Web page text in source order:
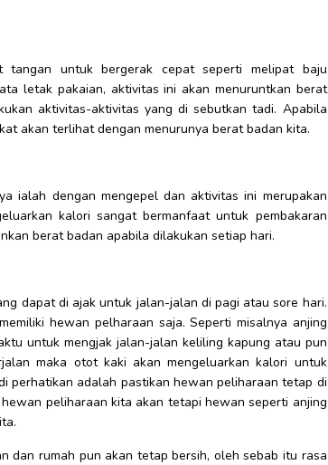
tangan untuk bergerak cepat seperti melipat baju
letak pakaian, aktivitas ini akan menuruntkan berat
aktivitas-aktivitas yang di sebutkan tadi. Apabila
akan terlihat dengan menurunya berat badan kita.
ialah dengan mengepel dan aktivitas ini merupakan
kalori sangat bermanfaat untuk pembakaran
berat badan apabila dilakukan setiap hari.
dapat di ajak untuk jalan-jalan di pagi atau sore hari.
hewan pelharaan saja. Seperti misalnya anjing
untuk mengjak jalan-jalan keliling kapung atau pun
maka otot kaki akan mengeluarkan kalori untuk
perhatikan adalah pastikan hewan peliharaan tetap di
peliharaan kita akan tetapi hewan seperti anjing
dan rumah pun akan tetap bersih, oleh sebab itu rasa